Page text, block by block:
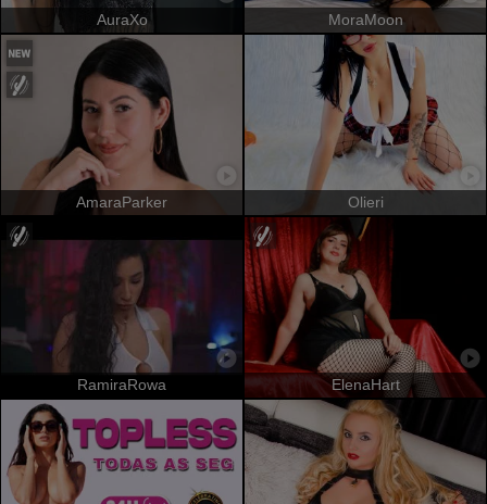
AuraXo MoraMoon
AmaraParker Olieri
RamiraRowa ElenaHart